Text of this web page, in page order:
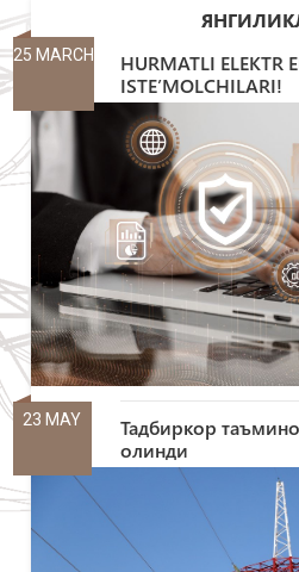
25 MARCH
HURMATLI ELEKTR
ISTE’MOLCHILARI!
23 MAY
Тадбиркор
олинди